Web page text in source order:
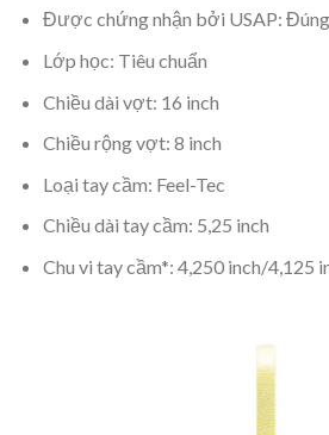
Được chứng nhận bởi USAP: Đúng
Lớp học: Tiêu chuẩn
Chiều dài vợt: 16 inch
Chiều rộng vợt: 8 inch
Loại tay cầm: Feel-Tec
Chiều dài tay cầm: 5,25 inch
Chu vi tay cầm*: 4,250 inch/4,125